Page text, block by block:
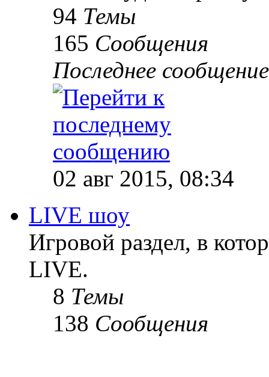
94 Темы
165 Сообщения
Последнее сообщение
02 авг 2015, 08:34
LIVE шоу
Игровой раздел, в
LIVE.
8 Темы
138 Сообщения